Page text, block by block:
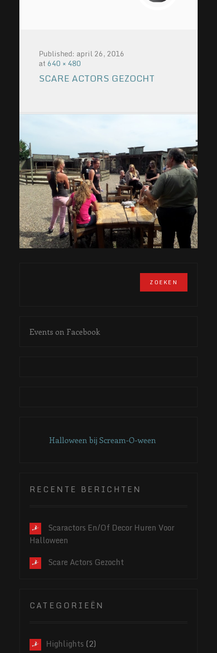
Published: april 26, 2016
at 640 × 480
SCARE ACTORS GEZOCHT
Events on Facebook
Halloween bij Scream-O-ween
RECENTE BERICHTEN
Scaractors En/of Decor Huren Voor
Halloween
Scare Actors Gezocht
CATEGORIEËN
Highlights (2)